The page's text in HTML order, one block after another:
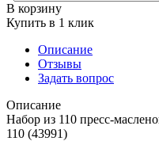
В корзину
Купить в 1 клик
Описание
Отзывы
Задать вопрос
Описание
Набор из 110 пресс-
110 (43991)